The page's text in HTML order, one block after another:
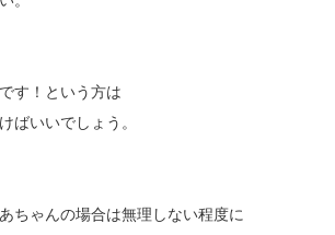
す！という方は
ばいいでしょう。
ちゃんの場合は無理しない程度に